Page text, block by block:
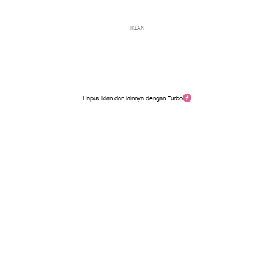
IKLAN
Hapus iklan dan lainnya dengan Turbo